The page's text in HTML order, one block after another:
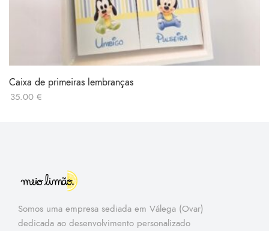
Caixa de primeiras lembranças
35.00 €
Somos uma empresa sediada em Válega (Ovar)
dedicada ao desenvolvimento personalizado